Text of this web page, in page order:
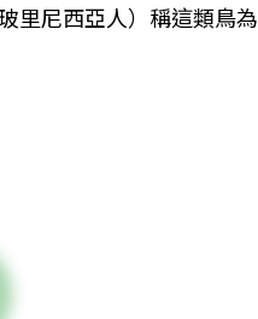
里尼西亞人）稱這類鳥為